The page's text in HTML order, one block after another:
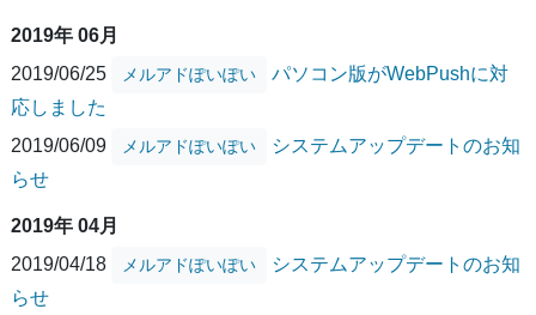
2019年 06月
2019/06/25
メルアドぽいぽい
パソコン版がWebPushに対
応しました
2019/06/09
メルアドぽいぽい
システムアップデートのお知
らせ
2019年 04月
2019/04/18
メルアドぽいぽい
システムアップデートのお知
らせ